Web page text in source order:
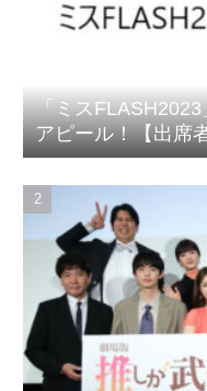
「ミス
アピール！【出席